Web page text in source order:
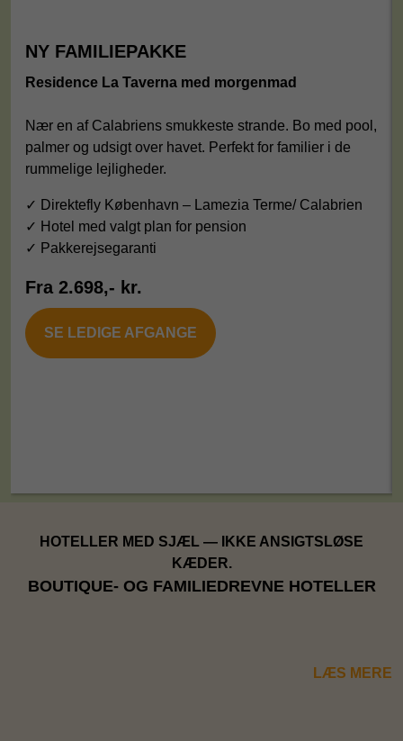
NY FAMILIEPAKKE
Residence La Taverna med morgenmad
Nær en af Calabriens smukkeste strande. Bo med pool,
palmer og udsigt over havet. Perfekt for familier i de
rummelige lejligheder.
✓ Direktefly København – Lamezia Terme/ Calabrien
✓ Hotel med valgt plan for pension
✓ Pakkerejsegaranti
Fra 2.698,- kr.
SE LEDIGE AFGANGE
HOTELLER MED SJÆL — IKKE ANSIGTSLØSE
KÆDER.
BOUTIQUE- OG FAMILIEDREVNE HOTELLER
LÆS MERE